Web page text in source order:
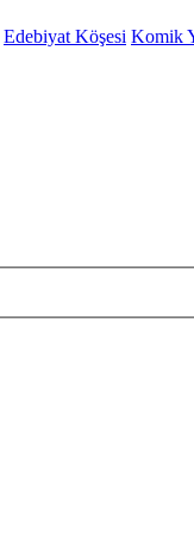
Edebiyat Köşesi Komik